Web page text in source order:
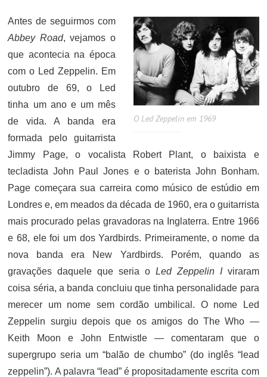
O Led Zeppelin em 1969
Antes de seguirmos com
Abbey Road, vejamos o
que acontecia na época
com o Led Zeppelin. Em
outubro de 69, o Led
tinha um ano e um mês
de vida. A banda era
formada pelo guitarrista
Jimmy Page, o vocalista Robert Plant, o baixista e
tecladista John Paul Jones e o baterista John Bonham.
Page começara sua carreira como músico de estúdio em
Londres e, em meados da década de 1960, era o guitarrista
mais procurado pelas gravadoras na Inglaterra. Entre 1966
e 68, ele foi um dos Yardbirds. Primeiramente, o nome da
nova banda era New Yardbirds. Porém, quando as
gravações daquele que seria o Led Zeppelin Iviraram
coisa séria, a banda concluiu que tinha personalidade para
merecer um nome sem cordão umbilical. O nome Led
Zeppelin surgiu depois que os amigos do The Who —
Keith Moon e John Entwistle — comentaram que o
supergrupo seria um “balão de chumbo” (do inglês “lead
zeppelin”). A palavra “lead” é propositadamente escrita com